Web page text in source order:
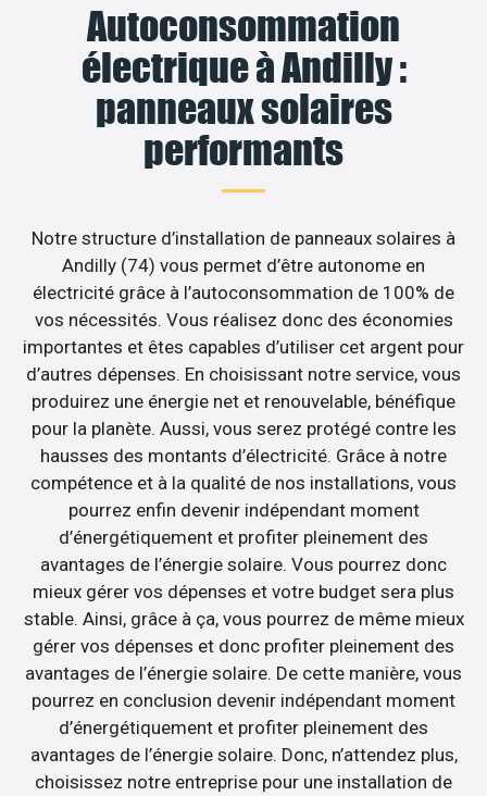
Autoconsommation
électrique à Andilly :
panneaux solaires
performants
Notre structure d’installation de panneaux solaires à
Andilly (74) vous permet d’être autonome en
électricité grâce à l’autoconsommation de 100% de
vos nécessités. Vous réalisez donc des économies
importantes et êtes capables d’utiliser cet argent pour
d’autres dépenses. En choisissant notre service, vous
produirez une énergie net et renouvelable, bénéfique
pour la planète. Aussi, vous serez protégé contre les
hausses des montants d’électricité. Grâce à notre
compétence et à la qualité de nos installations, vous
pourrez enfin devenir indépendant moment
d’énergétiquement et profiter pleinement des
avantages de l’énergie solaire. Vous pourrez donc
mieux gérer vos dépenses et votre budget sera plus
stable. Ainsi, grâce à ça, vous pourrez de même mieux
gérer vos dépenses et donc profiter pleinement des
avantages de l’énergie solaire. De cette manière, vous
pourrez en conclusion devenir indépendant moment
d’énergétiquement et profiter pleinement des
avantages de l’énergie solaire. Donc, n’attendez plus,
choisissez notre entreprise pour une installation de